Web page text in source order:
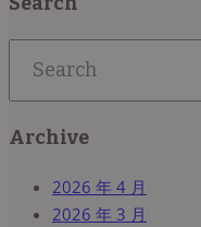
Archive
2026 年 4 月
2026 年 3 月